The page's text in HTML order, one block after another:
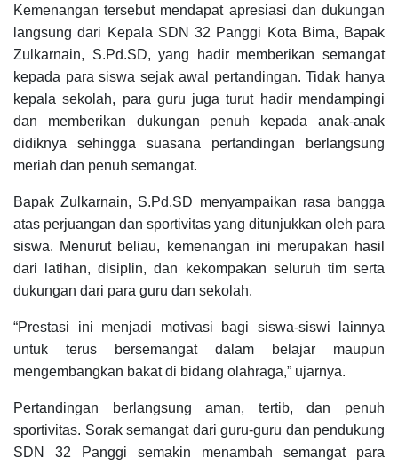
Kemenangan tersebut mendapat apresiasi dan dukungan
langsung dari Kepala SDN 32 Panggi Kota Bima, Bapak
Zulkarnain, S.Pd.SD, yang hadir memberikan semangat
kepada para siswa sejak awal pertandingan. Tidak hanya
kepala sekolah, para guru juga turut hadir mendampingi
dan memberikan dukungan penuh kepada anak-anak
didiknya sehingga suasana pertandingan berlangsung
meriah dan penuh semangat.
Bapak Zulkarnain, S.Pd.SD menyampaikan rasa bangga
atas perjuangan dan sportivitas yang ditunjukkan oleh para
siswa. Menurut beliau, kemenangan ini merupakan hasil
dari latihan, disiplin, dan kekompakan seluruh tim serta
dukungan dari para guru dan sekolah.
“Prestasi ini menjadi motivasi bagi siswa-siswi lainnya
untuk terus bersemangat dalam belajar maupun
mengembangkan bakat di bidang olahraga,” ujarnya.
Pertandingan berlangsung aman, tertib, dan penuh
sportivitas. Sorak semangat dari guru-guru dan pendukung
SDN 32 Panggi semakin menambah semangat para